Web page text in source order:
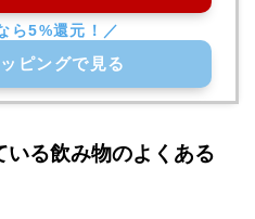
ピングで見る
いる飲み物のよくある